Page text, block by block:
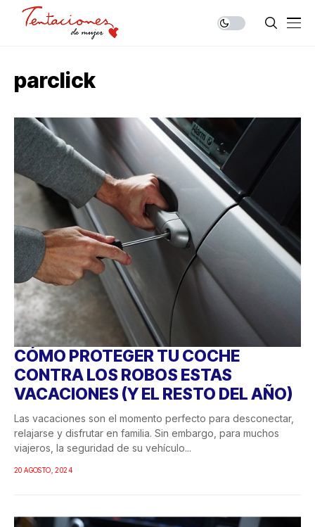
parclick
CÓMO PROTEGER TU COCHE
CONTRA LOS ROBOS ESTAS
VACACIONES (Y EL RESTO DEL AÑO)
Las vacaciones son el momento perfecto para desconectar,
relajarse y disfrutar en familia. Sin embargo, para muchos
viajeros, la seguridad de su vehículo...
20 AGOSTO, 2024